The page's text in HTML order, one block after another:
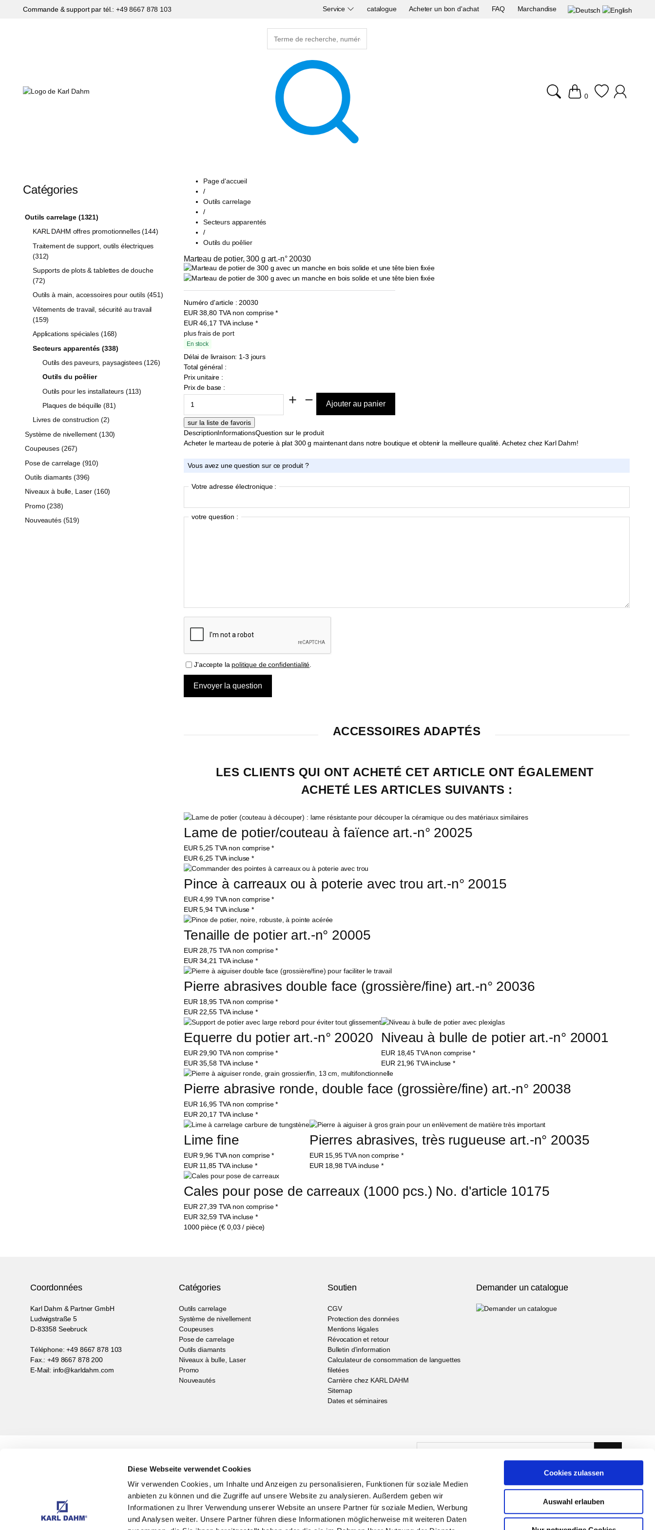
Diese Webseite verwendet Cookies
Wir verwenden Cookies, um Inhalte und Anzeigen zu personalisieren, Funktionen für soziale Medien
anbieten zu können und die Zugriffe auf unsere Website zu analysieren. Außerdem geben wir
Informationen zu Ihrer Verwendung unserer Website an unsere Partner für soziale Medien, Werbung
und Analysen weiter. Unsere Partner führen diese Informationen möglicherweise mit weiteren Daten
Cookies zulassen
Auswahl erlauben
Commande & support par tél.: +49 8667 878 103 Service catalogue Acheter un bon d'achat FAQ Marchandise
0
Page d'accueil
/
Outils carrelage
/
Secteurs apparentés
/
Outils du poêlier
Marteau de potier, 300 g art.-n° 20030
Numéro d'article : 20030
EUR38,80 TVA non comprise *
EUR46,17 TVA incluse *
plus frais de port
En stock
Délai de livraison: 1-3 jours
Total général :
Prix unitaire :
Prix de base :
DescriptionInformationsQuestion sur le produit
Acheter le marteau de poterie à plat 300 g maintenant dans notre boutique et obtenir la meilleure qualité. Achetez chez Karl Dahm!
Vous avez une question sur ce produit ?
Votre adresse électronique :
votre question :
J'accepte la politique de confidentialité
ACCESSOIRES ADAPTÉS
LES CLIENTS QUI ONT ACHETÉ CET ARTICLE ONT ÉGALEMENT
ACHETÉ LES ARTICLES SUIVANTS :
Lame de potier/couteau à faïence art.-n° 20025
EUR5,25 TVA non comprise *
EUR6,25 TVA incluse *
Pince à carreaux ou à poterie avec trou art.-n° 20015
EUR4,99 TVA non comprise *
EUR5,94 TVA incluse *
Tenaille de potier art.-n° 20005
EUR 28,75 TVA non comprise *
EUR34,21 TVA incluse *
Pierre abrasives double face (grossière/fine) art.-n° 20036
EUR 18,95 TVA non comprise *
EUR 22,55 TVA incluse *
Equerre du potier art.-n° 20020
EUR 29,90 TVA non comprise *
EUR35,58 TVA incluse *
Niveau à bulle de potier art.-n° 20001
EUR 18,45 TVA non comprise *
EUR 21,96 TVA incluse *
Pierre abrasive ronde, double face (grossière/fine) art.-n° 20038
EUR 16,95 TVA non comprise *
EUR 20,17 TVA incluse *
Lime fine
EUR9,96 TVA non comprise *
EUR 11,85 TVA incluse *
Pierres abrasives, très rugueuse art.-n° 20035
EUR 15,95TVA non comprise *
EUR 18,98TVA incluse *
Cales pour pose de carreaux (1000 pcs.) No. d'article 10175
EUR 27,39 TVA non comprise *
EUR32,59 TVA incluse *
1000 pièce (€ 0,03 / pièce)
Catégories
Outils carrelage (1321)
KARL DAHM offres promotionnelles (144)
Traitement de support, outils électriques
(312)
Supports de plots & tablettes de douche
(72)
Outils à main, accessoires pour outils (451)
Vêtements de travail, sécurité au travail
(159)
Applications spéciales (168)
Secteurs apparentés (338)
Outils des paveurs, paysagistees (126)
Outils du poêlier
Outils pour les installateurs (113)
Plaques de béquille (81)
Livres de construction (2)
Système de nivellement (130)
Coupeuses (267)
Pose de carrelage (910)
Outils diamants (396)
Niveaux à bulle, Laser (160)
Promo (238)
Nouveautés (519)
Coordonnées
Karl Dahm & Partner GmbH
Ludwigstraße 5
D-83358 Seebruck
Téléphone: +49 8667 878 103
Fax.: +49 8667 878 200
E-Mail: info@karldahm.com
Catégories
Outils carrelage
Système de nivellement
Coupeuses
Pose de carrelage
Outils diamants
Niveaux à bulle, Laser
Promo
Nouveautés
Soutien
CGV
Protection des données
Mentions légales
Révocation et retour
Bulletin d'information
Calculateur de consommation de languettes
filetées
Carrière chez KARL DAHM
Sitemap
Dates et séminaires
Demander un catalogue